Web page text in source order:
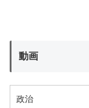
動画
政治